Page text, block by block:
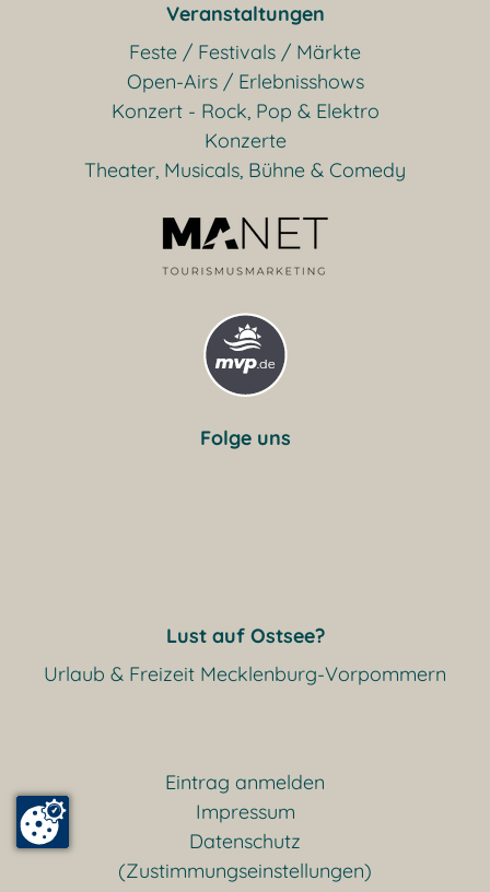
Veranstaltungen
Feste / Festivals / Märkte
Open-Airs / Erlebnisshows
Konzert - Rock, Pop & Elektro
Konzerte
Theater, Musicals, Bühne & Comedy
Folge uns
Lust auf Ostsee?
Urlaub & Freizeit Mecklenburg-Vorpommern
Eintrag anmelden
Impressum
Datenschutz
(Zustimmungseinstellungen)